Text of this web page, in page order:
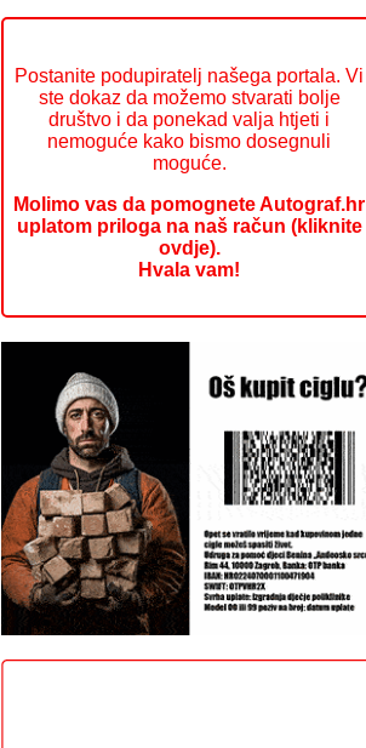
Postanite podupiratelj našega portala. Vi
ste dokaz da možemo stvarati bolje
društvo i da ponekad valja htjeti i
nemoguće kako bismo dosegnuli
moguće.
Molimo vas da pomognete Autograf.hr
uplatom priloga na naš račun (kliknite
ovdje).
Hvala vam!